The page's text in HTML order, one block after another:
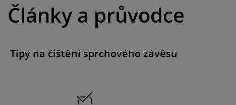
Články a průvodce
Tipy na čištění sprchového závěsu